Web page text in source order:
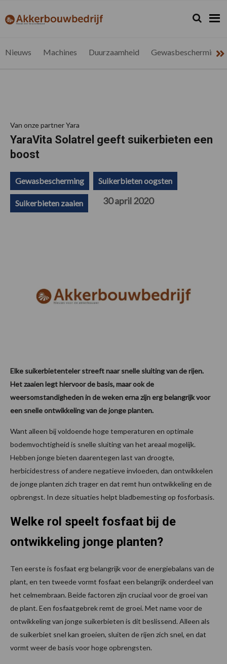
de
de
de
de
akkerbouwbedrijf.be
Nieuws
Zoeken...
Zoek
Nieuws Machines Duurzaamheid Gewasbescherming
Van onze partner Yara
YaraVita Solatrel geeft suikerbieten een
boost
Gewasbescherming Suikerbieten oogsten
Suikerbieten zaaien 30 april 2020
Elke suikerbietenteler streeft naar snelle sluiting van de rijen.
Het zaaien legt hiervoor de basis, maar ook de
weersomstandigheden in de weken erna zijn erg belangrijk voor
een snelle ontwikkeling van de jonge planten.
Want alleen bij voldoende hoge temperaturen en optimale
bodemvochtigheid is snelle sluiting van het areaal mogelijk.
Hebben jonge bieten daarentegen last van droogte,
herbicidestress of andere negatieve invloeden, dan ontwikkelen
de jonge planten zich trager en dat remt hun ontwikkeling en de
opbrengst. In deze situaties helpt bladbemesting op fosforbasis.
Welke rol speelt fosfaat bij de
ontwikkeling jonge planten?
Ten eerste is fosfaat erg belangrijk voor de energiebalans van de
plant, en ten tweede vormt fosfaat een belangrijk onderdeel van
het celmembraan. Beide factoren zijn cruciaal voor de groei van
de plant. Een fosfaatgebrek remt de groei. Met name voor de
ontwikkeling van jonge suikerbieten is dit beslissend. Alleen als
de suikerbiet snel kan groeien, sluiten de rijen zich snel, en dat
vormt weer de basis voor hoge opbrengsten.